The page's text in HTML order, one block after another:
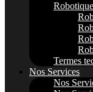
Robotique
Termes
Nos Services
Nos